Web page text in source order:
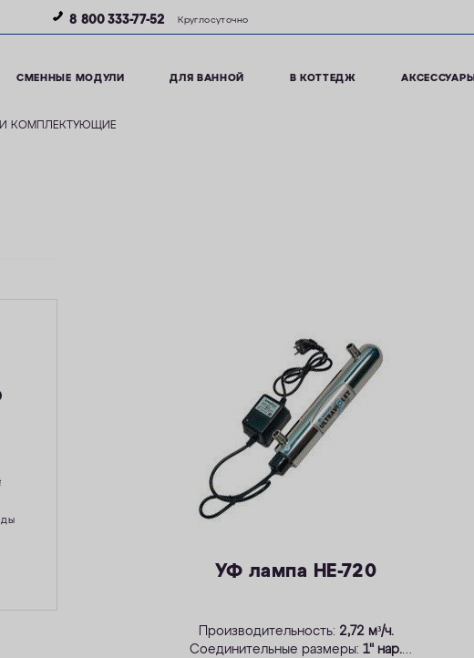
8 800 333-77-52 Круглосуточно
СМЕННЫЕ МОДУЛИ ДЛЯ ВАННОЙ В КОТТЕДЖ АКСЕССУАРЫ
КОМПЛЕКТУЮЩИЕ
УФ лампа НЕ-720
Производительность: 2,72 м³/ч.
Соединительные размеры:1" нар.